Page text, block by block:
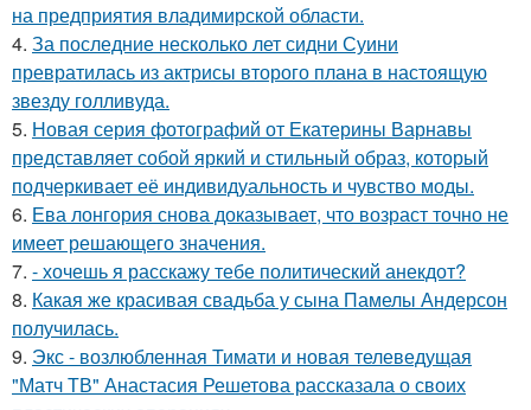
на предприятия владимирской области.
4. За последние несколько лет сидни Суини
превратилась из актрисы второго плана в настоящую
звезду голливуда.
5. Новая серия фотографий от Екатерины Варнавы
представляет собой яркий и стильный образ, который
подчеркивает её индивидуальность и чувство моды.
6. Ева лонгория снова доказывает, что возраст точно не
имеет решающего значения.
7. - хочешь я расскажу тебе политический анекдот?
8. Какая же красивая свадьба у сына Памелы Андерсон
получилась.
9. Экс - возлюбленная Тимати и новая телеведущая
"Матч ТВ" Анастасия Решетова рассказала о своих